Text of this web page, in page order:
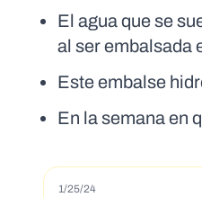
El agua que se
al ser embalsada
Este embalse
En la semana en
1/25/24